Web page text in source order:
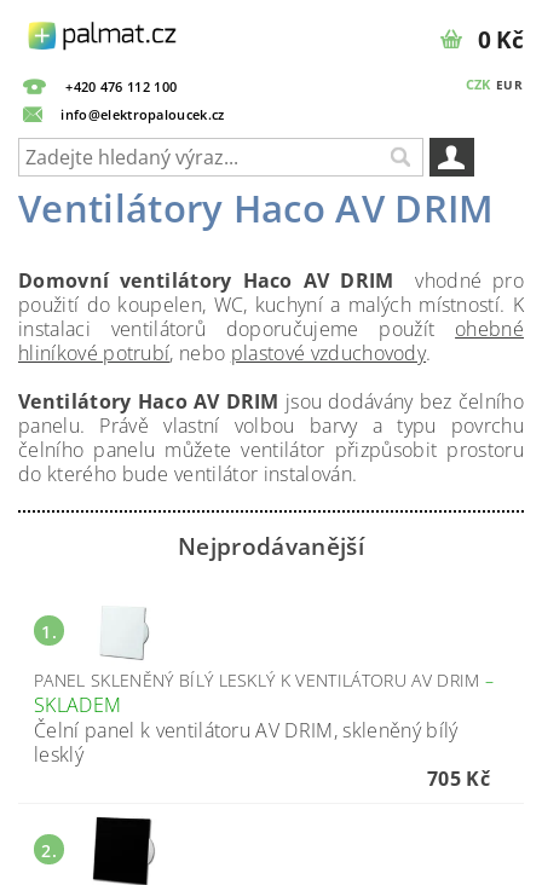
+420 476 112 100
info@elektropaloucek.cz
CZK EUR
0 Kč
Ventilátory Haco AV DRIM
Domovní ventilátory Haco AV DRIM
vhodné pro
použití do koupelen, WC, kuchyní a malých místností. K
instalaci ventilátorů doporučujeme použít ohebné
hliníkové potrubí, nebo plastové vzduchovody.
Ventilátory Haco AV DRIM jsou dodávány bez čelního
panelu. Právě vlastní volbou barvy a typu povrchu
čelního panelu můžete ventilátor přizpůsobit prostoru
do kterého bude ventilátor instalován.
Nejprodávanější
1.
PANEL SKLENĚNÝ BÍLÝ LESKLÝ K VENTILÁTORU AV DRIM –
SKLADEM
Čelní panel k ventilátoru AV DRIM, skleněný bílý
lesklý
705 Kč
2.